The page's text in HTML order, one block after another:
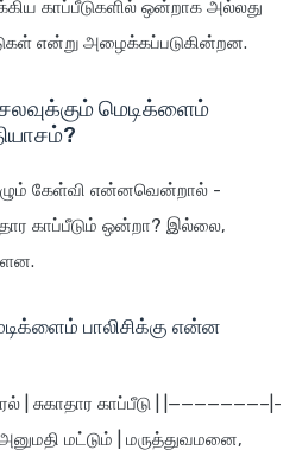
காப்பீடுகளில் ஒன்றாக அல்லது
என்று அழைக்கப்படுகின்றன.
மெடிக்ளைம்
கேள்வி என்னவென்றால் -
காப்பீடும் ஒன்றா? இல்லை,
பாலிசிக்கு என்ன
| சுகாதார காப்பீடு | |———————–|-
மட்டும் | மருத்துவமனை,